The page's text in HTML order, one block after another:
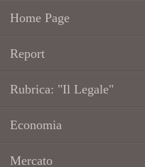
Home Page
Report
Rubrica: "Il Legale"
Economia
Mercato